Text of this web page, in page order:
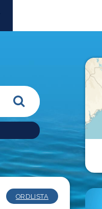
Sökknapp
ORDLISTA